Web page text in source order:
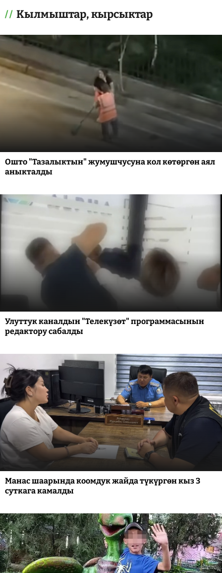
Кылмыштар, кырсыктар
Ошто "Тазалыктын" жумушчусуна кол көтөргөн аял
аныкталды
Улуттук каналдын "Телекүзөт" программасынын
редактору сабалды
Манас шаарында коомдук жайда түкүргөн кыз 3
суткага камалды